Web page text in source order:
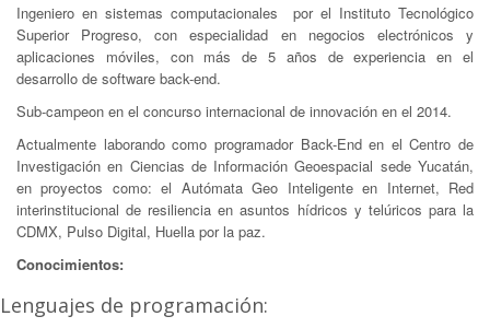
Ingeniero en sistemas computacionales por el Instituto Tecnológico
Superior Progreso, con especialidad en negocios electrónicos y
aplicaciones móviles, con más de 5 años de experiencia en el
desarrollo de software back-end.
Sub-campeon en el concurso internacional de innovación en el 2014.
Actualmente laborando como programador Back-End en el Centro de
Investigación en Ciencias de Información Geoespacial sede Yucatán,
en proyectos como: el Autómata Geo Inteligente en Internet, Red
interinstitucional de resiliencia en asuntos hídricos y telúricos para la
CDMX, Pulso Digital, Huella por la paz.
Conocimientos:
Lenguajes de programación: